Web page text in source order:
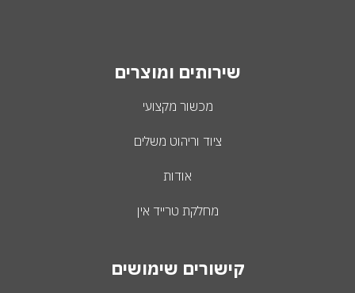
שירותים ומוצרים
מכשור מקצועי
ציוד וריהוט משלים
אודות
מחלקת טרייד אין
קישורים שימושים